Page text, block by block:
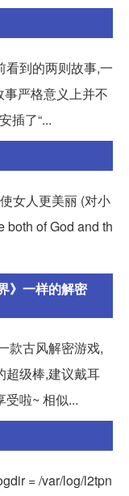
看到的两则故事,一
严格意义上并不
插了“...
女人更美丽 (对小
both of God and th
》一样的解密
款古风解密游戏,
超级棒,建议戴耳
啦~ 相似...
= /var/log/l2tpn